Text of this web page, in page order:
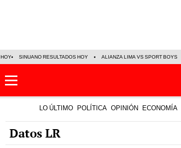
HOY SINUANO RESULTADOS HOY ALIANZA LIMA VS SPORT BOYS
LO ÚLTIMO POLÍTICA OPINIÓN ECONOMÍA
Datos LR